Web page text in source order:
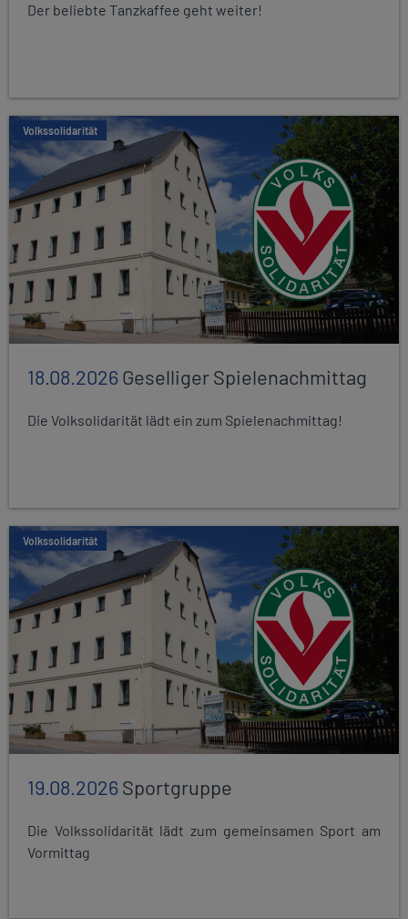
Der beliebte Tanzkaffee geht weiter!
Volkssolidarität
18.08.2026Geselliger Spielenachmittag
Die Volksolidarität lädt ein zum Spielenachmittag!
Volkssolidarität
19.08.2026Sportgruppe
Die Volkssolidarität lädt zum gemeinsamen Sport am
Vormittag